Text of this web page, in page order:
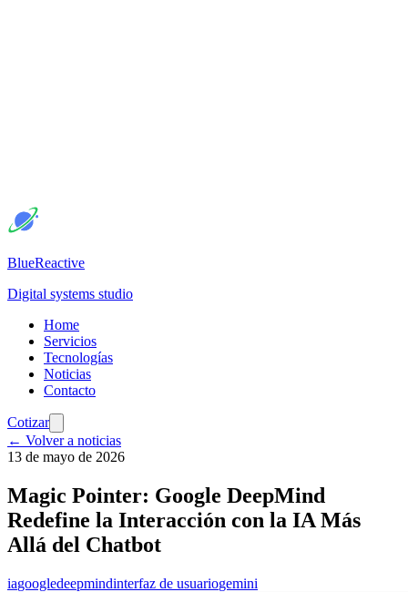
BlueReactive
Digital systems studio
Home
Servicios
Tecnologías
Noticias
Contacto
Cotizar
← Volver a noticias
13 de mayo de 2026
Magic Pointer: Google DeepMind
Redefine la Interacción con la IA Más
Allá del Chatbot
iagoogledeepmindinterfaz de usuariogemini